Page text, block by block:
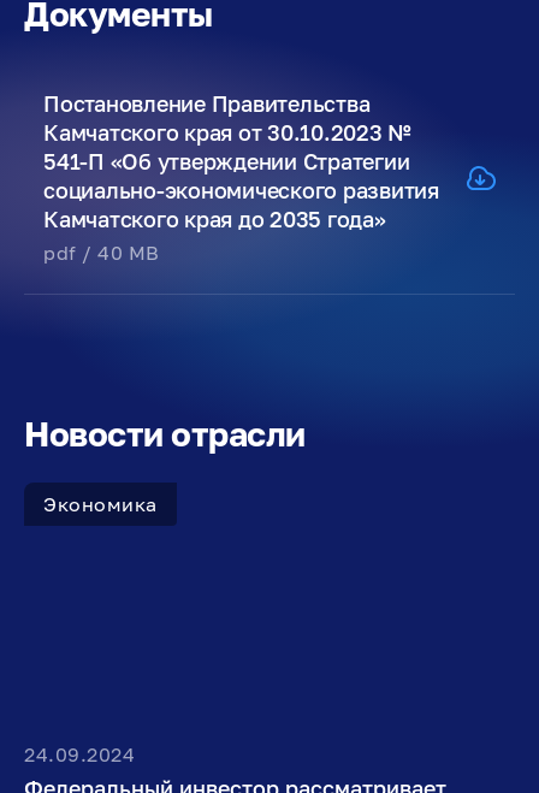
Документы
Постановление Правительства
Камчатского края от 30.10.2023 №
541-П «Об утверждении Стратегии
социально-экономического развития
Камчатского края до 2035 года»
pdf / 40 MB
Новости отрасли
Экономика
24.09.2024